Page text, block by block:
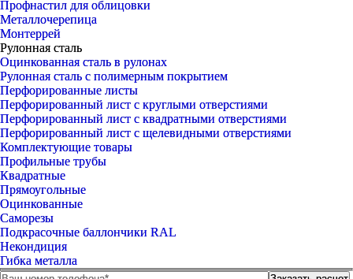
Профнастил для облицовки
Металлочерепица
Монтеррей
Рулонная сталь
Оцинкованная сталь в рулонах
Рулонная сталь с полимерным покрытием
Перфорированные листы
Перфорированный лист с круглыми отверстиями
Перфорированный лист с квадратными отверстиями
Перфорированный лист с щелевидными отверстиями
Комплектующие товары
Профильные трубы
Квадратные
Прямоугольные
Оцинкованные
Саморезы
Подкрасочные баллончики RAL
Некондиция
Гибка металла